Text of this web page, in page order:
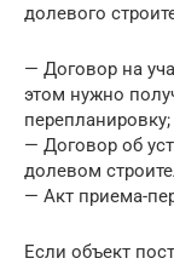
долевого
— Договор на
этом нужно
перепланировку;
— Договор об
долевом
— Акт приема-
Если объект